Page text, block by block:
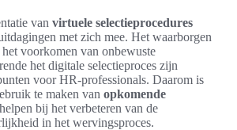
van virtuele selectieprocedures
met zich mee. Het waarborgen
voorkomen van onbewuste
het digitale selectieproces zijn
voor HR-professionals. Daarom is
te maken van opkomende
bij het verbeteren van de
in het wervingsproces.